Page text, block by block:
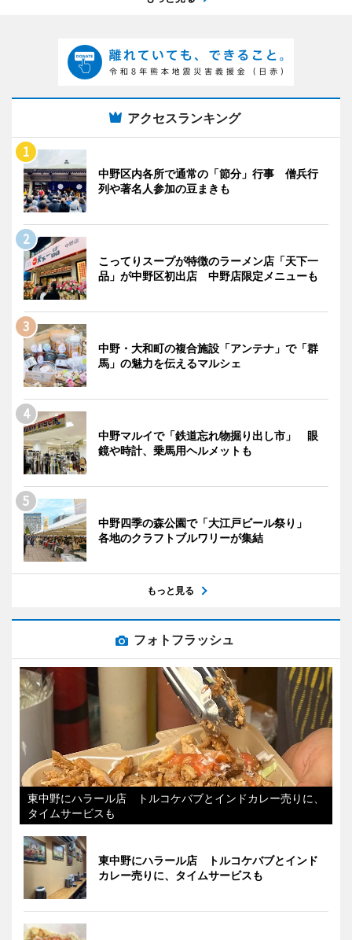
アクセスランキング
中野区内各所で通常の「節分」行事 僧兵行
列や著名人参加の豆まきも
こってりスープが特徴のラーメン店「天下一
品」が中野区初出店 中野店限定メニューも
中野・大和町の複合施設「アンテナ」で「群
馬」の魅力を伝えるマルシェ
中野マルイで「鉄道忘れ物掘り出し市」 眼
鏡や時計、乗馬用ヘルメットも
中野四季の森公園で「大江戸ビール祭り」
各地のクラフトブルワリーが集結
もっと見る
フォトフラッシュ
東中野にハラール店 トルコケバブとインドカレー売りに、
タイムサービスも
東中野にハラール店 トルコケバブとインド
カレー売りに、タイムサービスも